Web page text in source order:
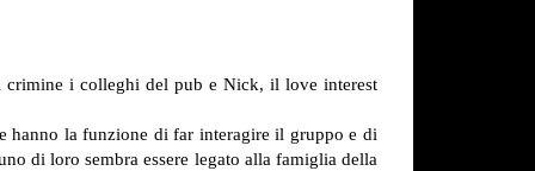
crimine i colleghi del pub e Nick, il love interest
hanno la funzione di far interagire il gruppo e di
di loro sembra essere legato alla famiglia della